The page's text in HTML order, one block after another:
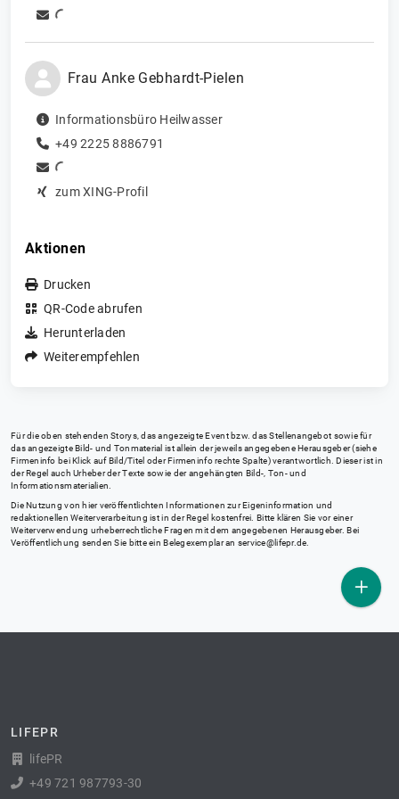
Frau Anke Gebhardt-Pielen
Informationsbüro Heilwasser
+49 2225 8886791
zum XING-Profil
Aktionen
Drucken
QR-Code abrufen
Herunterladen
Weiterempfehlen
Für die oben stehenden Storys, das angezeigte Event bzw. das Stellenangebot sowie für
das angezeigte Bild- und Tonmaterial ist allein der jeweils angegebene Herausgeber (siehe
Firmeninfo bei Klick auf Bild/Titel oder Firmeninfo rechte Spalte) verantwortlich. Dieser ist in
der Regel auch Urheber der Texte sowie der angehängten Bild-, Ton- und
Informationsmaterialien.
Die Nutzung von hier veröffentlichten Informationen zur Eigeninformation und
redaktionellen Weiterverarbeitung ist in der Regel kostenfrei. Bitte klären Sie vor einer
Weiterverwendung urheberrechtliche Fragen mit dem angegebenen Herausgeber. Bei
Veröffentlichung senden Sie bitte ein Belegexemplar an service@lifepr.de
LIFEPR
lifePR
+49 721 987793-30